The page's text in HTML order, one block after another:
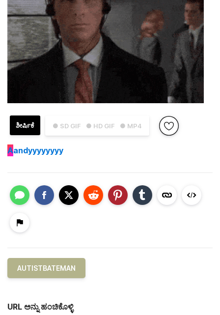
● SD GIF ● HD GIF ● MP4
ಶೀರ್ಷಿಕೆ
Aandyyyyyyyy
AUTISTBATEMAN
URL ಅನ್ನು ಹಂಚಿಕೊಳ್ಳಿ